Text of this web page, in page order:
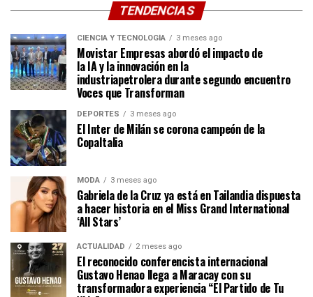
TENDENCIAS
CIENCIA Y TECNOLOGÍA 3 meses ago
Movistar Empresas abordó el impacto de
la IA y la innovación en la
industriapetrolera durante segundo encuentro
Voces que Transforman
DEPORTES 3 meses ago
El Inter de Milán se corona campeón de la
CopaItalia
MODA 3 meses ago
Gabriela de la Cruz ya está en Tailandia dispuesta
a hacer historia en el Miss Grand International
‘All Stars’
ACTUALIDAD 2 meses ago
El reconocido conferencista internacional
Gustavo Henao llega a Maracay con su
transformadora experiencia “El Partido de Tu